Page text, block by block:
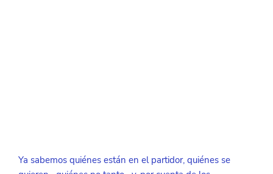
Ya sabemos quiénes están en el partidor, quiénes se